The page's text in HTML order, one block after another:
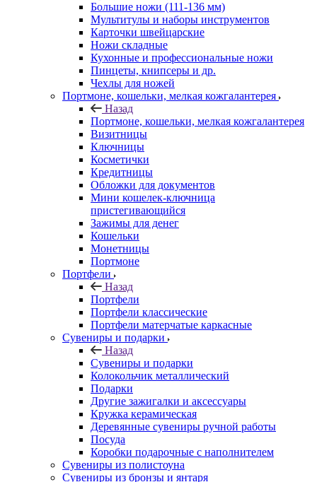
Большие ножи (111-136 мм)
Мультитулы и наборы инструментов
Карточки швейцарские
Ножи складные
Кухонные и профессиональные ножи
Пинцеты, книпсеры и др.
Чехлы для ножей
Портмоне, кошельки, мелкая кожгалантерея
Назад
Портмоне, кошельки, мелкая кожгалантерея
Визитницы
Ключницы
Косметички
Кредитницы
Обложки для документов
Мини кошелек-ключница
пристегивающийся
Зажимы для денег
Кошельки
Монетницы
Портмоне
Портфели
Назад
Портфели
Портфели классические
Портфели матерчатые каркасные
Сувениры и подарки
Назад
Сувениры и подарки
Колокольчик металлический
Подарки
Другие зажигалки и аксессуары
Кружка керамическая
Деревянные сувениры ручной работы
Посуда
Коробки подарочные с наполнителем
Сувениры из полистоуна
Сувениры из бронзы и янтаря